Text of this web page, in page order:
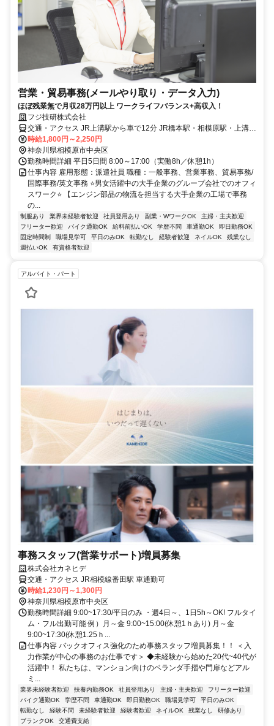
営業・貿易事務(メールやり取り・データ入力)
ほぼ残業無で月収28万円以上 ワークライフバランス+高収入！
フジ技研株式会社
交通・アクセス JR上溝駅から車で12分 JR橋本駅・相模原駅・上溝駅
より無料送迎バスあり
時給1,800円～2,250円
神奈川県相模原市中央区
勤務時間詳細 平日5日間 8:00～17:00（実働8h／休憩1h）
仕事内容 雇用形態：派遣社員 職種：一般事務、営業事務、貿易事務/
国際事務/英文事務 ⭐男女活躍中の大手企業のグループ会社でのオフィ
スワーク⭐ 【エンジン部品の物流を担当する大手企業の工場で事務
の...
制服あり 業界未経験者歓迎 社員登用あり 副業・WワークOK
主婦・主夫歓迎
フリーター歓迎
バイク通勤OK 給料前払いOK 学歴不問 車通勤OK
即日勤務OK
固定時間制
職場見学可 平日のみOK 転勤なし 経験者歓迎 ネイルOK
残業なし
週払いOK
有資格者歓迎
アルバイト・パート
事務スタッフ(営業サポート)増員募集
株式会社カネヒデ
交通・アクセス JR相模線番田駅 車通勤可
時給1,230円～1,300円
神奈川県相模原市中央区
勤務時間詳細 9:00~17:30/平日のみ ・週4日～、1日5h～OK! フルタイ
ム・フル出勤可能 例）月～金 9:00~15:00(休憩1ｈあり) 月～金
9:00~17:30(休憩1.25ｈ...
仕事内容 バックオフィス強化のため事務スタッフ増員募集！！ ＜入
力作業が中心の事務のお仕事です＞ ◆未経験から始めた20代~40代が
活躍中！ 私たちは、マンション向けのベランダ手摺や門扉などアル
ミ...
業界未経験者歓迎 扶養内勤務OK 社員登用あり 主婦・主夫歓迎
フリーター歓迎
バイク通勤OK
学歴不問 車通勤OK 即日勤務OK 職場見学可
平日のみOK
転勤なし
経験不問 未経験者歓迎 経験者歓迎 ネイルOK 残業なし
研修あり
ブランクOK
交通費支給